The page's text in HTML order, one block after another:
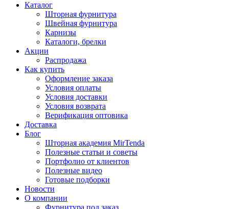
Каталог
Шторная фурнитура
Швейная фурнитура
Карнизы
Каталоги, брелки
Акции
Распродажа
Как купить
Оформление заказа
Условия оплаты
Условия доставки
Условия возврата
Верификация оптовика
Доставка
Блог
Шторная академия MirTenda
Полезные статьи и советы
Портфолио от клиентов
Полезные видео
Готовые подборки
Новости
О компании
Фурнитура под заказ